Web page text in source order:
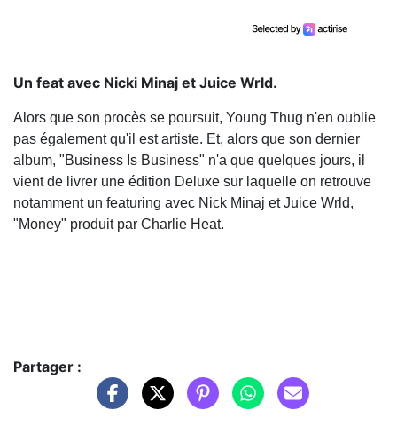
Un feat avec Nicki Minaj et Juice Wrld.
Alors que son procès se poursuit, Young Thug n'en oublie
pas également qu'il est artiste. Et, alors que son dernier
album, "Business Is Business" n'a que quelques jours, il
vient de livrer une édition Deluxe sur laquelle on retrouve
notamment un featuring avec Nick Minaj et Juice Wrld,
"Money" produit par Charlie Heat.
Partager :